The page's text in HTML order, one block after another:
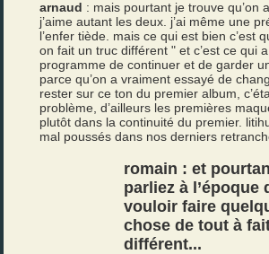
arnaud : mais pourtant je trouve qu’on
j’aime autant les deux. j’ai même une
l’enfer tiède. mais ce qui est bien c’est
on fait un truc différent " et c’est ce qui
programme de continuer et de garder
parce qu’on a vraiment essayé de
rester sur ce ton du premier album,
problème, d’ailleurs les premières
plutôt dans la continuité du premier.
mal poussés dans nos derniers
romain : et
parliez à l’époque
vouloir faire
chose de tout à
différent...